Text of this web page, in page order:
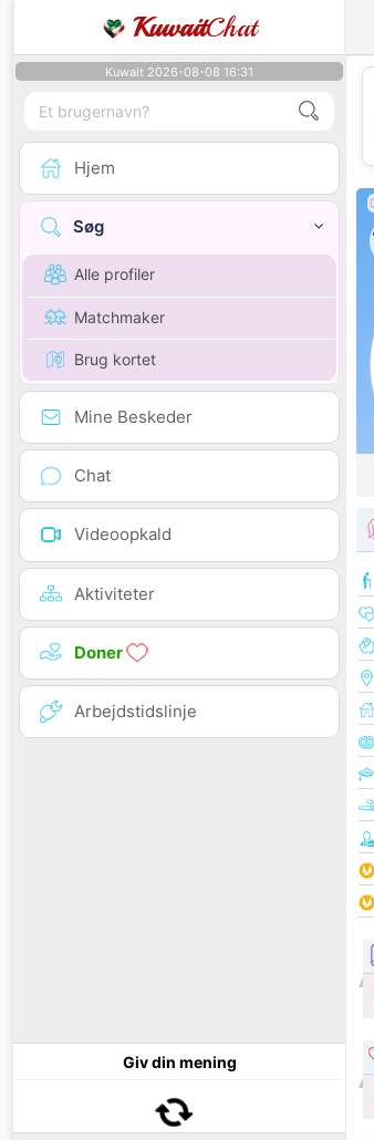
KuwaitChat
Kuwait 2026-08-08 16:31
Hjem
Søg
Alle profiler
Matchmaker
Brug kortet
Mine Beskeder
Chat
Videoopkald
Aktiviteter
Doner
Arbejdstidslinje
Giv din mening